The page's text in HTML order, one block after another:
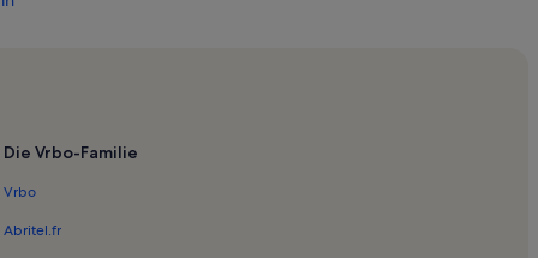
- Vallée de la Creuse
Die Vrbo-Familie
Vrbo
Abritel.fr